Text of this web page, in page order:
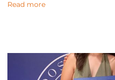
Read more